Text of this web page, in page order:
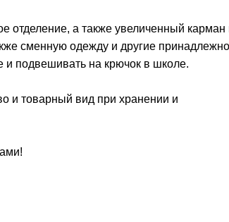
отделение, а также увеличенный карман
сменную одежду и другие
и подвешивать на крючок в школе.
и товарный вид при хранении и